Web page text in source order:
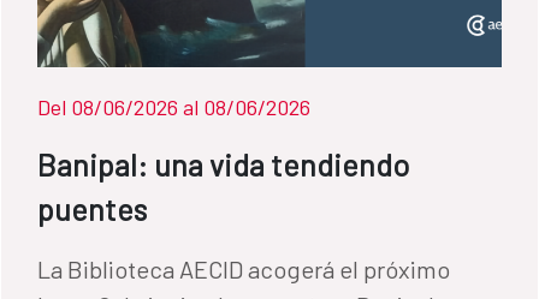
Del 08/06/2026 al 08/06/2026
Banipal: una vida tendiendo
puentes
La Biblioteca AECID acogerá el próximo